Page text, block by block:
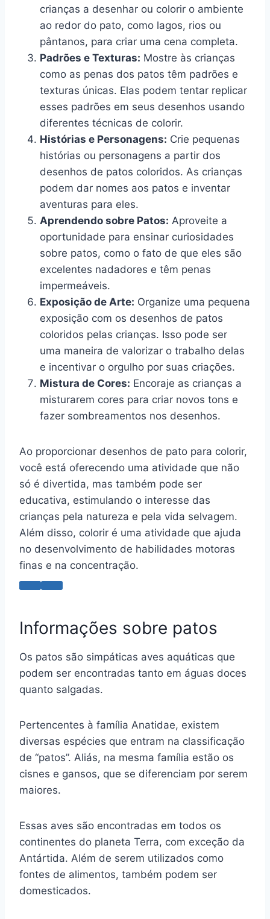
crianças a desenhar ou colorir o ambiente
ao redor do pato, como lagos, rios ou
pântanos, para criar uma cena completa.
Padrões e Texturas: Mostre às crianças
como as penas dos patos têm padrões e
texturas únicas. Elas podem tentar replicar
esses padrões em seus desenhos usando
diferentes técnicas de colorir.
Histórias e Personagens: Crie pequenas
histórias ou personagens a partir dos
desenhos de patos coloridos. As crianças
podem dar nomes aos patos e inventar
aventuras para eles.
Aprendendo sobre Patos: Aproveite a
oportunidade para ensinar curiosidades
sobre patos, como o fato de que eles são
excelentes nadadores e têm penas
impermeáveis.
Exposição de Arte: Organize uma pequena
exposição com os desenhos de patos
coloridos pelas crianças. Isso pode ser
uma maneira de valorizar o trabalho delas
e incentivar o orgulho por suas criações.
Mistura de Cores: Encoraje as crianças a
misturarem cores para criar novos tons e
fazer sombreamentos nos desenhos.
Ao proporcionar desenhos de pato para colorir,
você está oferecendo uma atividade que não
só é divertida, mas também pode ser
educativa, estimulando o interesse das
crianças pela natureza e pela vida selvagem.
Além disso, colorir é uma atividade que ajuda
no desenvolvimento de habilidades motoras
finas e na concentração.
Informações sobre patos
Os patos são simpáticas aves aquáticas que
podem ser encontradas tanto em águas doces
quanto salgadas.
Pertencentes à família Anatidae, existem
diversas espécies que entram na classificação
de “patos”. Aliás, na mesma família estão os
cisnes e gansos, que se diferenciam por serem
maiores.
Essas aves são encontradas em todos os
continentes do planeta Terra, com exceção da
Antártida. Além de serem utilizados como
fontes de alimentos, também podem ser
domesticados.